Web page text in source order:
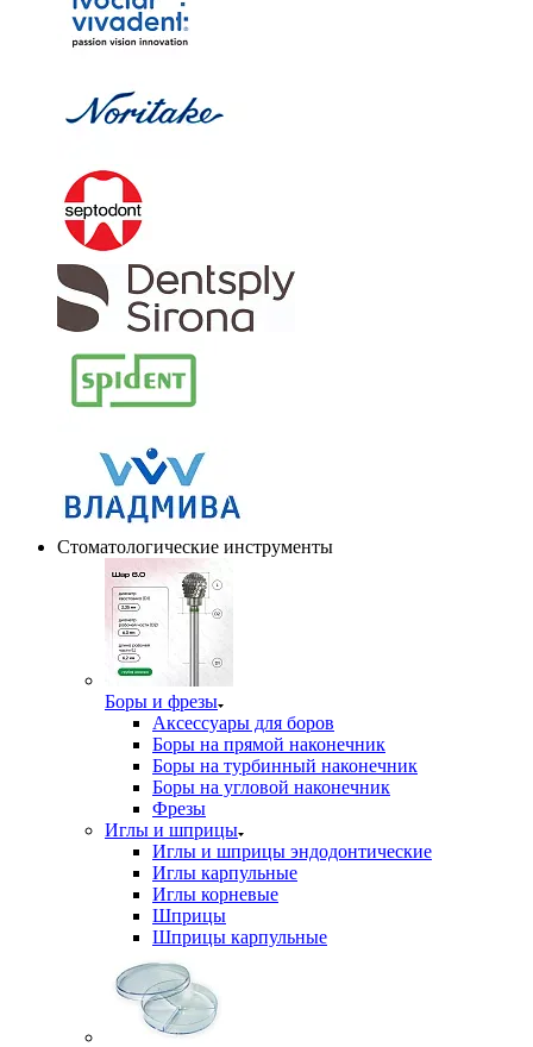
Стоматологические инструменты
Боры и фрезы
Аксессуары для боров
Боры на прямой наконечник
Боры на турбинный наконечник
Боры на угловой наконечник
Фрезы
Иглы и шприцы
Иглы и шприцы эндодонтические
Иглы карпульные
Иглы корневые
Шприцы
Шприцы карпульные